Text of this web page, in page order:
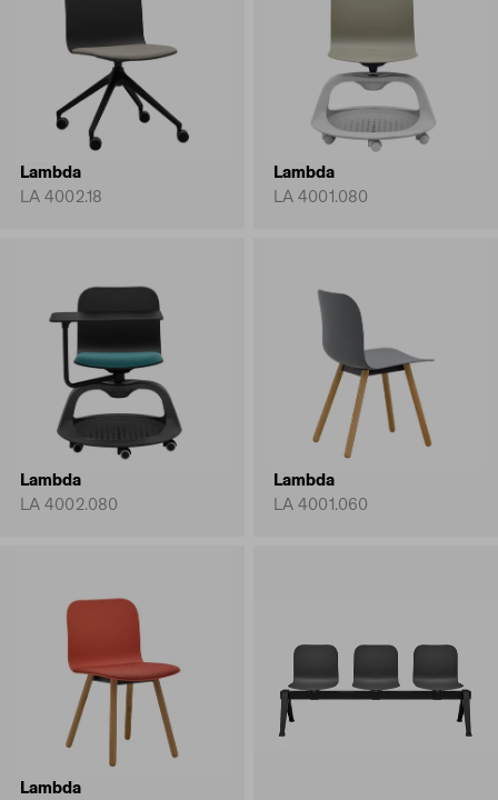
Lambda
LA 4002.18
Lambda
LA 4001.080
Lambda
LA 4002.080
Lambda
LA 4001.060
Lambda